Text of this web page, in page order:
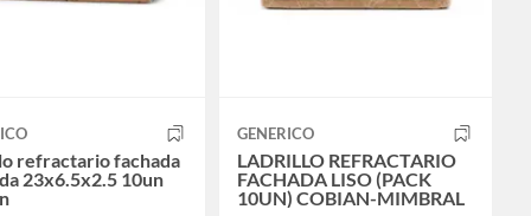
refractario fachada
23x6.5x2.5 10un
GENERICO
LADRILLO REFRACTARIO
FACHADA LISO (PACK
10UN) COBIAN-MIMBRAL